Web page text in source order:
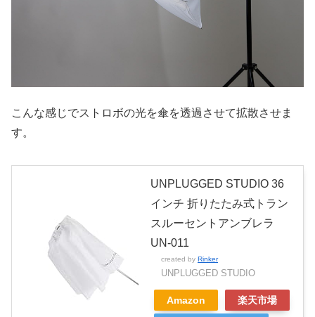
こんな感じでストロボの光を傘を透過させて拡散させま
す。
UNPLUGGED STUDIO 36
インチ 折りたたみ式トラン
スルーセントアンブレラ
UN-011
created by Rinker
UNPLUGGED STUDIO
Amazon 楽天市場